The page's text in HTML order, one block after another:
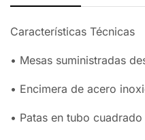
Características Técnicas
• Mesas suministradas
• Encimera de acero
• Patas en tubo